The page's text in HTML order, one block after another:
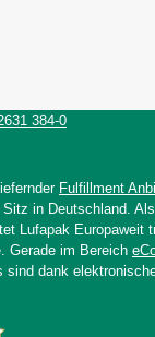
384-0
Fulfillment
in Deutschland.
Lufapak Europaweit
Gerade im Bereich
sind dank